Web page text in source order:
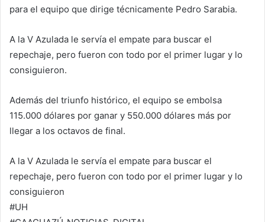
para el equipo que dirige técnicamente Pedro Sarabia.
A la V Azulada le servía el empate para buscar el
repechaje, pero fueron con todo por el primer lugar y lo
consiguieron.
Además del triunfo histórico, el equipo se embolsa
115.000 dólares por ganar y 550.000 dólares más por
llegar a los octavos de final.
A la V Azulada le servía el empate para buscar el
repechaje, pero fueron con todo por el primer lugar y lo
consiguieron
#UH